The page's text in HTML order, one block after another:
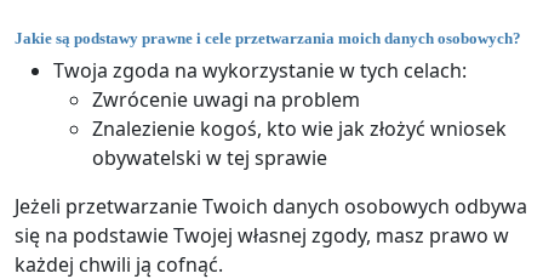
Jakie są podstawy prawne i cele przetwarzania moich danych osobowych?
Twoja zgoda na wykorzystanie w tych celach:
Zwrócenie uwagi na problem
Znalezienie kogoś, kto wie jak złożyć wniosek
obywatelski w tej sprawie
Jeżeli przetwarzanie Twoich danych osobowych odbywa
się na podstawie Twojej własnej zgody, masz prawo w
każdej chwili ją cofnąć.